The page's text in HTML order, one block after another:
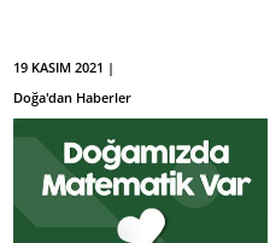
19 KASIM 2021 |
Doğa'dan Haberler